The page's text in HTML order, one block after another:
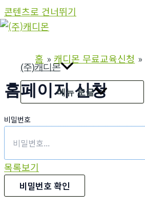
콘텐츠로 건너뛰기
(주)캐디몬
메뉴 토글
홈 캐디몬 무료교육신청
홈페이지 신청
비밀번호
목록보기
비밀번호 확인